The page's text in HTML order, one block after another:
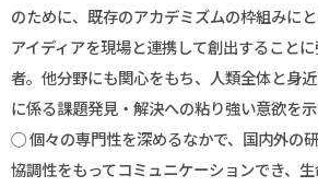
のために、既存のアカデミズムの枠組みに
アイディアを現場と連携して創出すること
者。他分野にも関心をもち、人類全体と身
に係る課題発見・解決への粘り強い意欲を示
◯ 個々の専門性を深めるなかで、国内外の
協調性をもってコミュニケーションでき、